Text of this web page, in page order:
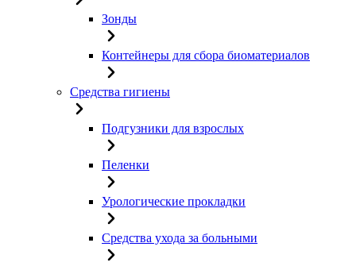
Зонды
Контейнеры для сбора биоматериалов
Средства гигиены
Подгузники для взрослых
Пеленки
Урологические прокладки
Средства ухода за больными